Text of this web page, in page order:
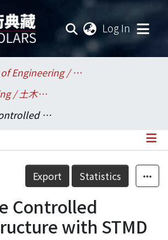
Log In
College of Engineering / 工學院
Civil Engineering / 土木工程學系
Semi-active Controlled Building Structure with STMD
Details
Export Statistics
Controlled
with STMD